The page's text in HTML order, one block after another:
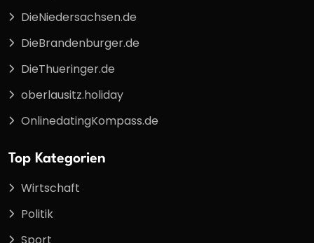
DieNiedersachsen.de
DieBrandenburger.de
DieThueringer.de
oberlausitz.holiday
OnlinedatingKompass.de
Top Kategorien
Wirtschaft
Politik
Sport